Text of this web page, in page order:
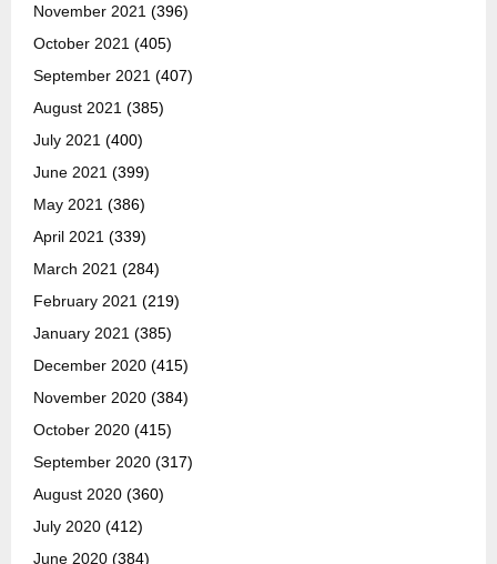
November 2021 (396)
October 2021 (405)
September 2021 (407)
August 2021 (385)
July 2021 (400)
June 2021 (399)
May 2021 (386)
April 2021 (339)
March 2021 (284)
February 2021 (219)
January 2021 (385)
December 2020 (415)
November 2020 (384)
October 2020 (415)
September 2020 (317)
August 2020 (360)
July 2020 (412)
June 2020 (384)